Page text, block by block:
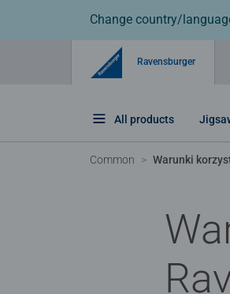
Change country/
Ravensburger
All products
Common Warunki